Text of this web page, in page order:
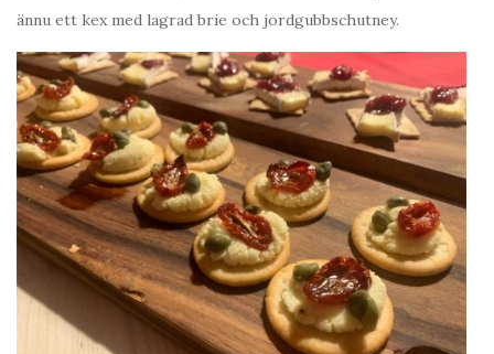
ännu ett kex med lagrad brie och jordgubbschutney.